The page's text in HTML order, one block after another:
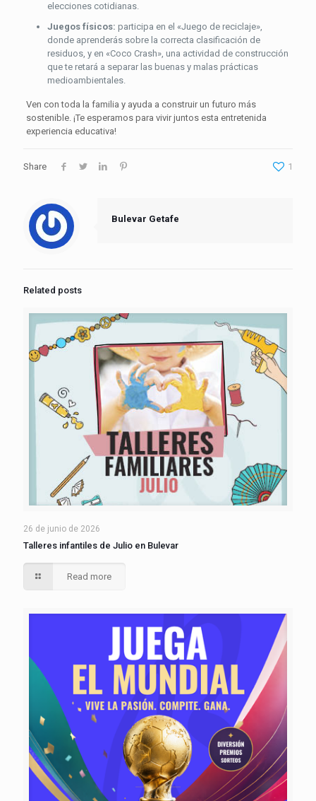
elecciones cotidianas.
Juegos físicos: participa en el «Juego de reciclaje»,
donde aprenderás sobre la correcta clasificación de
residuos, y en «Coco Crash», una actividad de construcción
que te retará a separar las buenas y malas prácticas
medioambientales.
Ven con toda la familia y ayuda a construir un futuro más
sostenible. ¡Te esperamos para vivir juntos esta entretenida
experiencia educativa!
Share 1
Bulevar Getafe
Related posts
26 de junio de 2026
Talleres infantiles de Julio en Bulevar
Read more